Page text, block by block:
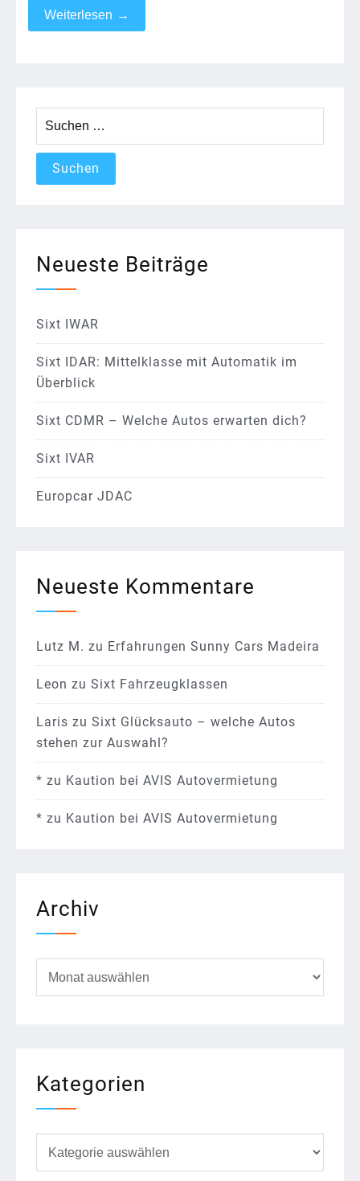
Weiterlesen →
Neueste Beiträge
Sixt IWAR
Sixt IDAR: Mittelklasse mit Automatik im
Überblick
Sixt CDMR – Welche Autos erwarten dich?
Sixt IVAR
Europcar JDAC
Neueste Kommentare
Lutz M. zu Erfahrungen Sunny Cars Madeira
Leon zu Sixt Fahrzeugklassen
Laris zu Sixt Glücksauto – welche Autos
stehen zur Auswahl?
* zu Kaution bei AVIS Autovermietung
* zu Kaution bei AVIS Autovermietung
Archiv
Kategorien